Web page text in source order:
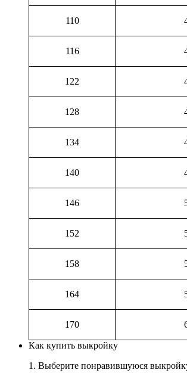
110
116
122
128
134
140
146
152
158
164
170
Как купить выкройку
1. Выберите понравившуюся